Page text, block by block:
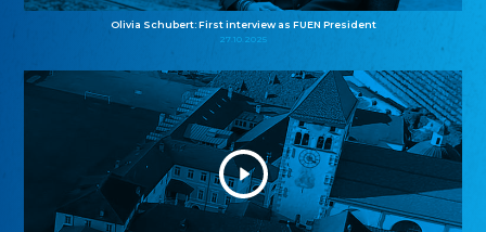
Olivia Schubert: First interview as FUEN President
27.10.2025